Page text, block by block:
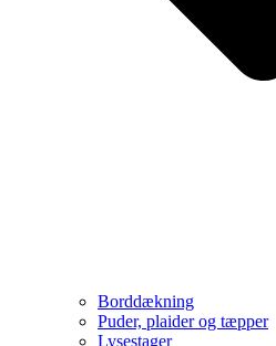
Borddækning
Puder, plaider og tæpper
Lysestager